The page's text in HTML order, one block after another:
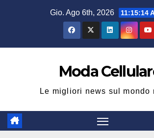
Gio. Ago 6th, 2026 11:15:15
Moda
Le migliori news sul mondo